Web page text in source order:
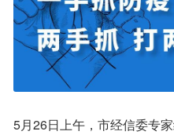
5月26日上午，市经信委专